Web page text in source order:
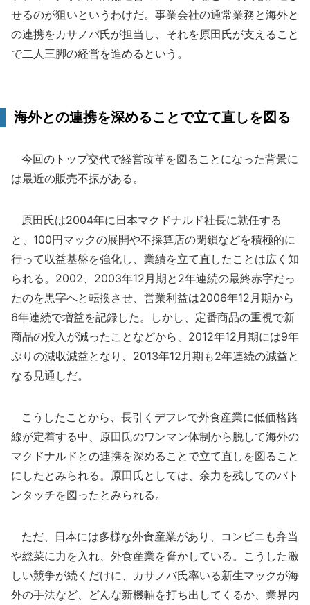
せるのが狙いというわけだ。事業会社の通常業務と海外と
の連携をカサノバ氏が担当し、それを原田氏が支えること
で二人三脚の経営を進めるという。
海外との連携を深めることで立て直しを図る
今回のトップ交代で経営改革を図ることになった背景に
は最近の販売不振がある。
原田氏は2004年に日本マクドナルド社長に就任する
と、100円マックの展開や不採算店の閉鎖などを積極的に
行って収益基盤を強化し、業績を立て直したことは広く知
られる。2002、2003年12月期と2年連続の最終赤字だっ
たのを黒字へと転換させ、営業利益は2006年12月期から
6年連続で増益を記録した。しかし、定番商品の重視で新
商品の投入が減ったことなどから、2012年12月期には9年
ぶりの減収減益となり、2013年12月期も2年連続の減益と
なる見通しだ。
こうしたことから、長引くデフレで外食産業に低価格路
線が定着する中、原田氏のワンマン体制から脱して海外の
マクドナルドとの連携を深めることで立て直しを図ること
にしたとみられる。原田氏としては、余力を残してのバト
ンタッチを図ったとみられる。
ただ、日本には多様な外食産業があり、コンビニも弁当
や総菜に力を入れ、外食産業を脅かしている。こうした激
しい競争が続くだけに、カサノバ氏率いる新生マックが海
外の手法など、どんな新機軸を打ち出してくるか、業界内